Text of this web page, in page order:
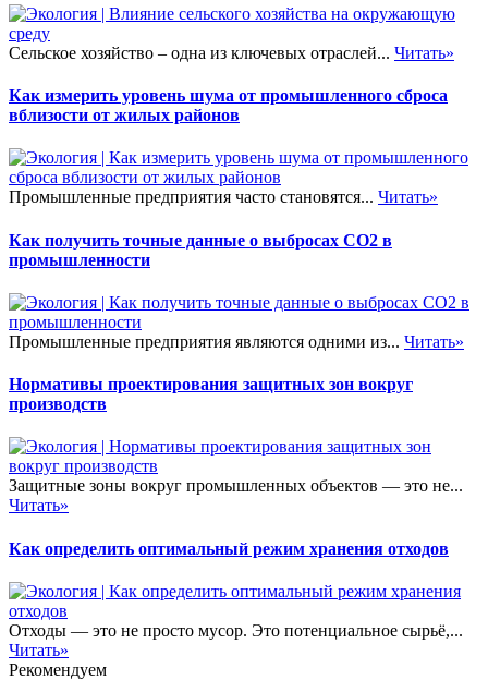
Сельское хозяйство – одна из ключевых отраслей... Читать»
Как измерить уровень шума от промышленного сброса
вблизости от жилых районов
Промышленные предприятия часто становятся... Читать»
Как получить точные данные о выбросах CO2 в
промышленности
Промышленные предприятия являются одними из... Читать»
Нормативы проектирования защитных зон вокруг
производств
Защитные зоны вокруг промышленных объектов — это не...
Читать»
Как определить оптимальный режим хранения отходов
Отходы — это не просто мусор. Это потенциальное сырьё,...
Читать»
Рекомендуем